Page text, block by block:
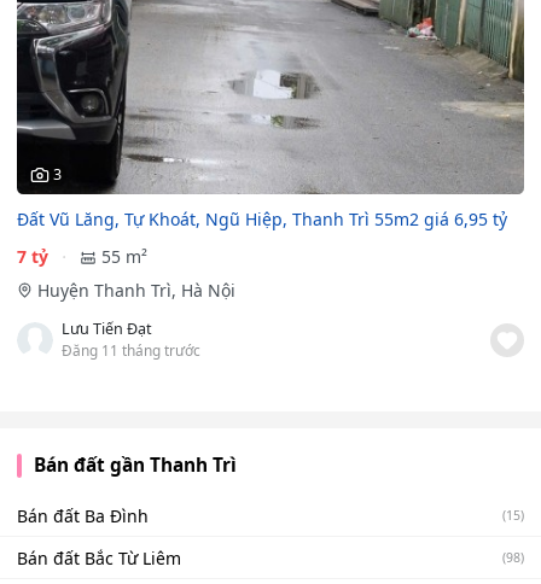
3
Đất Vũ Lăng, Tự Khoát, Ngũ Hiệp, Thanh Trì 55m2 giá 6,95 tỷ
7 tỷ
55 m²
Huyện Thanh Trì, Hà Nội
Lưu Tiến Đạt
Đăng 11 tháng trước
Bán đất gần Thanh Trì
Bán đất Ba Đình (15)
Bán đất Bắc Từ Liêm (98)